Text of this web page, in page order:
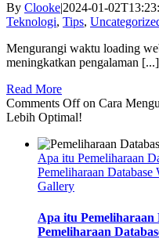
By Clooke|2024-01-
Teknologi, Tips,
Mengurangi waktu loading
meningkatkan pengalaman [...]
Read More
Comments Offon Cara
Lebih Optimal!
Apa itu Pemeliharaan
Pemeliharaan Database
Gallery
Apa itu Pemeliharaan
Pemeliharaan